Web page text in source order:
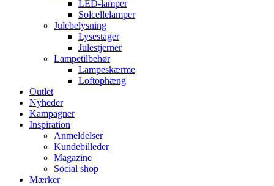
LED-lamper
Solcellelamper
Julebelysning
Lysestager
Julestjerner
Lampetilbehør
Lampeskærme
Loftophæng
Outlet
Nyheder
Kampagner
Inspiration
Anmeldelser
Kundebilleder
Magazine
Social shop
Mærker